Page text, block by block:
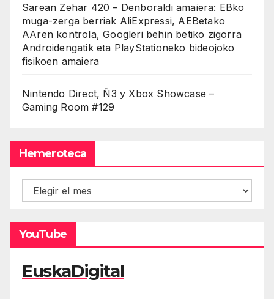
Sarean Zehar 420 – Denboraldi amaiera: EBko
muga-zerga berriak AliExpressi, AEBetako
AAren kontrola, Googleri behin betiko zigorra
Androidengatik eta PlayStationeko bideojoko
fisikoen amaiera
Nintendo Direct, Ñ3 y Xbox Showcase –
Gaming Room #129
Hemeroteca
Hemeroteca
YouTube
EuskaDigital